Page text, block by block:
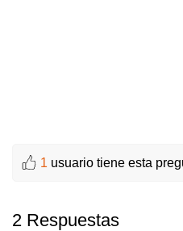
1 usuario tiene esta
2 Respuestas